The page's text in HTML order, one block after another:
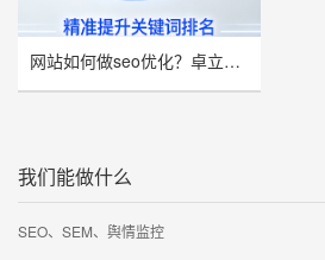
网站如何做seo优化？卓立海创推荐
我们能做什么
SEO、SEM、舆情监控